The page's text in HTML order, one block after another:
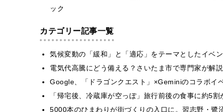
ック
カテゴリー記事一覧
気候変動の「緩和」と「適応」をテーマとしたイベ
電気代高騰にどう備える？さいたま市で専門家が解
Google、「ドラゴンクエスト」×Geminiのコラボイ
「帰宅後、冷蔵庫が空っぽ」旅行前後の食事に約5
5000本のひまわりが街づくりの入口に。習志野・